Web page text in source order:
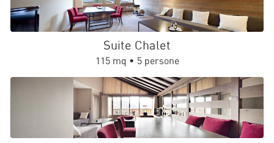
Suite Chalet
115 mq • 5 persone